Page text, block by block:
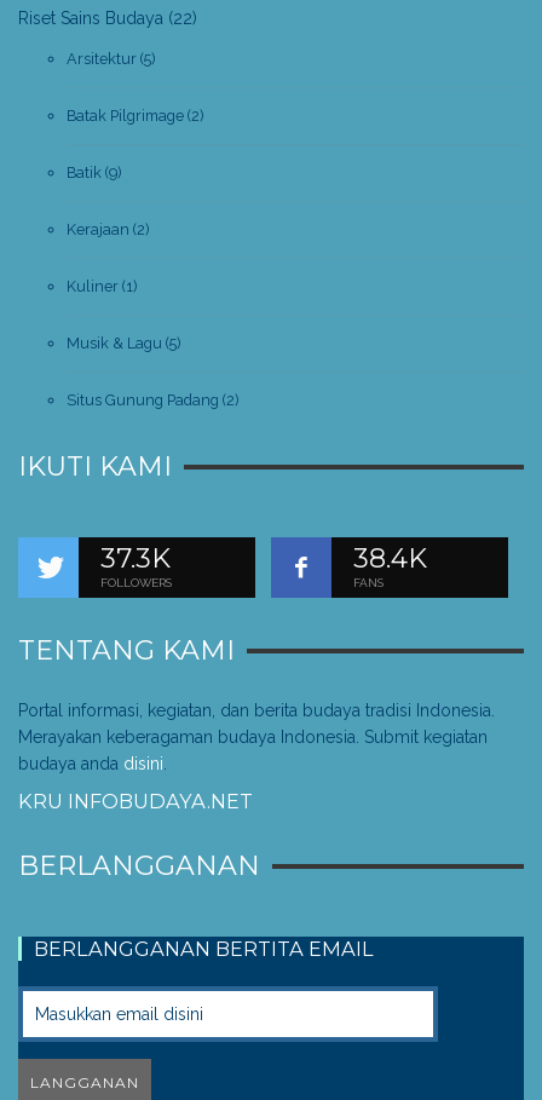
Riset Sains Budaya (22)
Arsitektur (5)
Batak Pilgrimage (2)
Batik (9)
Kerajaan (2)
Kuliner (1)
Musik & Lagu (5)
Situs Gunung Padang (2)
IKUTI KAMI
37.3K
FOLLOWERS
38.4K
FANS
TENTANG KAMI
Portal informasi, kegiatan, dan berita budaya tradisi Indonesia.
Merayakan keberagaman budaya Indonesia. Submit kegiatan
budaya anda disini
KRU INFOBUDAYA.NET
BERLANGGANAN
BERLANGGANAN BERTITA EMAIL